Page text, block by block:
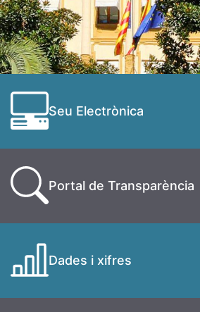
Seu Electrònica
Portal de Transparència
Dades i xifres